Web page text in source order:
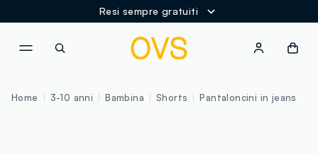
Resi sempre gratuiti
Home 3-10 anni Bambina Shorts Pantaloncini in jeans